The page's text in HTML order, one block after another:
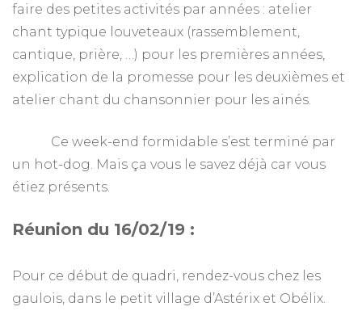
faire des petites activités par années : atelier
chant typique louveteaux (rassemblement,
cantique, prière, …) pour les premières années,
explication de la promesse pour les deuxièmes et
atelier chant du chansonnier pour les ainés.
Ce week-end formidable s’est terminé par
un hot-dog. Mais ça vous le savez déjà car vous
étiez présents.
Réunion du 16/02/19 :
Pour ce début de quadri, rendez-vous chez les
gaulois, dans le petit village d’Astérix et Obélix.